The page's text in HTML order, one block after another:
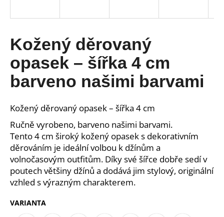
Kožený děrovaný
opasek – šířka 4 cm
barveno našimi barvami
Kožený děrovaný opasek – šířka 4 cm
Ručně vyrobeno, barveno našimi barvami.
Tento 4 cm široký kožený opasek s dekorativním
děrováním je ideální volbou k džínům a
volnočasovým outfitům. Díky své šířce dobře sedí v
poutech většiny džínů a dodává jim stylový, originální
vzhled s výrazným charakterem.
VARIANTA
í
t
?
HLEDAT
D
o
p
r